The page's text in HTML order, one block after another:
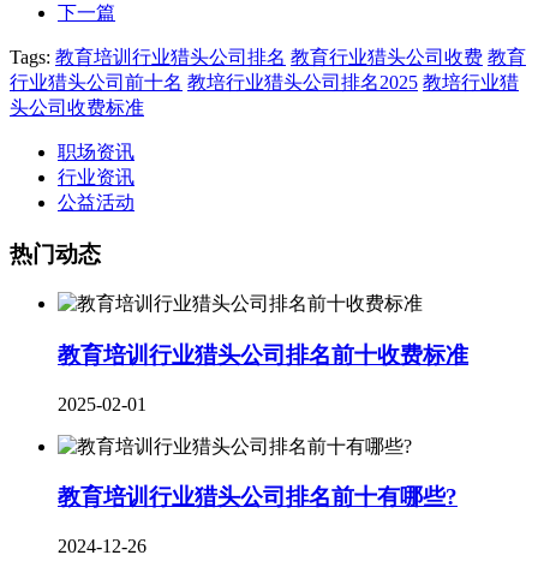
下一篇
Tags: 教育培训行业猎头公司排名 教育行业猎头公司收费 教育
行业猎头公司前十名 教培行业猎头公司排名2025 教培行业猎
头公司收费标准
职场资讯
行业资讯
公益活动
热门动态
教育培训行业猎头公司排名前十收费标准
2025-02-01
教育培训行业猎头公司排名前十有哪些?
2024-12-26